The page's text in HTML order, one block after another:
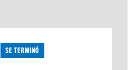
SE TERMINÓ